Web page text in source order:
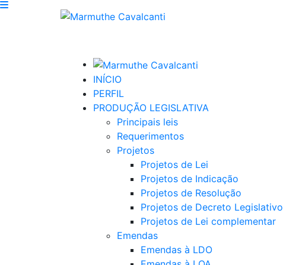
INÍCIO
PERFIL
PRODUÇÃO LEGISLATIVA
Principais leis
Requerimentos
Projetos
Projetos de Lei
Projetos de Indicação
Projetos de Resolução
Projetos de Decreto Legislativo
Projetos de Lei complementar
Emendas
Emendas à LDO